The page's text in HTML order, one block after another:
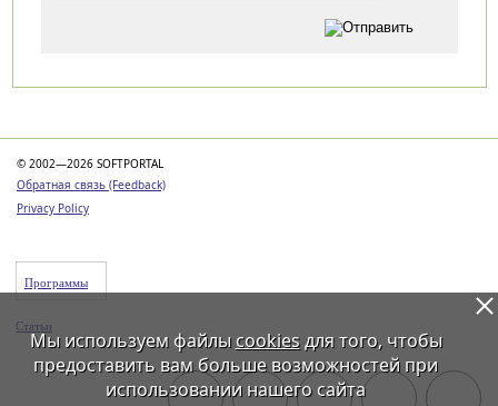
© 2002—2026 SOFTPORTAL
Обратная связь (Feedback)
Privacy Policy
Программы
Статьи
Мы используем файлы cookiesдля того, чтобы
предоставить вам больше возможностей при
использовании нашего сайта